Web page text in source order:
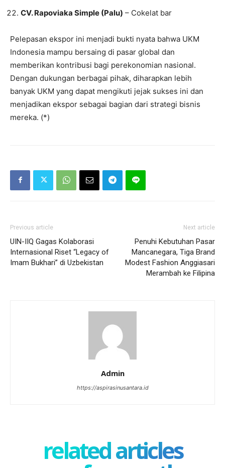
CV. Rapoviaka Simple (Palu) – Cokelat bar
Pelepasan ekspor ini menjadi bukti nyata bahwa UKM
Indonesia mampu bersaing di pasar global dan
memberikan kontribusi bagi perekonomian nasional.
Dengan dukungan berbagai pihak, diharapkan lebih
banyak UKM yang dapat mengikuti jejak sukses ini dan
menjadikan ekspor sebagai bagian dari strategi bisnis
mereka. (*)
Previous article
UIN-IIQ Gagas Kolaborasi
Internasional Riset “Legacy of
Imam Bukhari” di Uzbekistan
Next article
Penuhi Kebutuhan Pasar
Mancanegara, Tiga Brand
Modest Fashion Anggiasari
Merambah ke Filipina
Admin
https://aspirasinusantara.id
related articles